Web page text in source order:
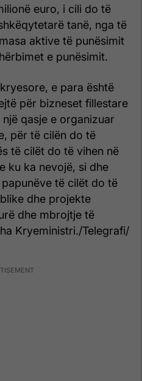
euro, i cili do të
tanë, nga të
aktive të punësimit
e punësimit.
e para është
për bizneset fillestare
qasje e organizuar
për të cilën do të
të cilët do të vihen në
ku ka nevojë, si dhe
të cilët do të
dhe projekte
dhe mbrojtje të
Kryeministri./Telegrafi/